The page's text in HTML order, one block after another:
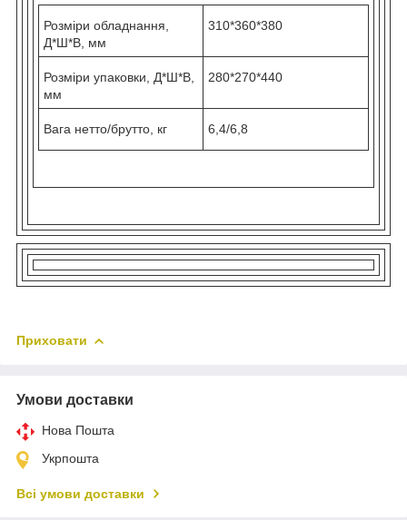
Розміри обладнання,
Д*Ш*В, мм
310*360*380
Розміри упаковки, Д*Ш*В,
мм
280*270*440
Вага нетто/брутто, кг 6,4/6,8
Приховати
Умови доставки
Нова Пошта
Укрпошта
Всі умови доставки